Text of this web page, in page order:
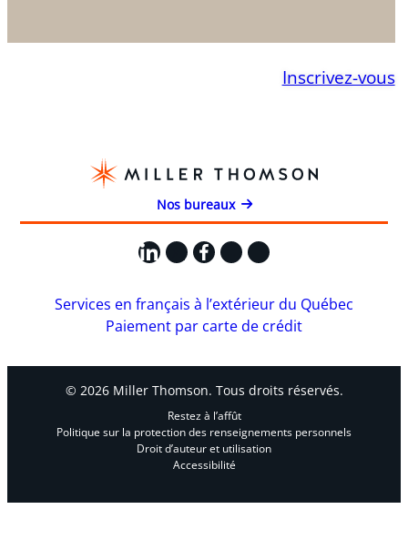
Inscrivez-vous
Nos bureaux
LinkedIn
X Facebook
Instagram
YouTube
Services en français à l’extérieur du Québec
Paiement par carte de crédit
© 2026 Miller Thomson. Tous droits réservés.
Restez à l’affût
Politique sur la protection des renseignements personnels
Droit d’auteur et utilisation
Accessibilité